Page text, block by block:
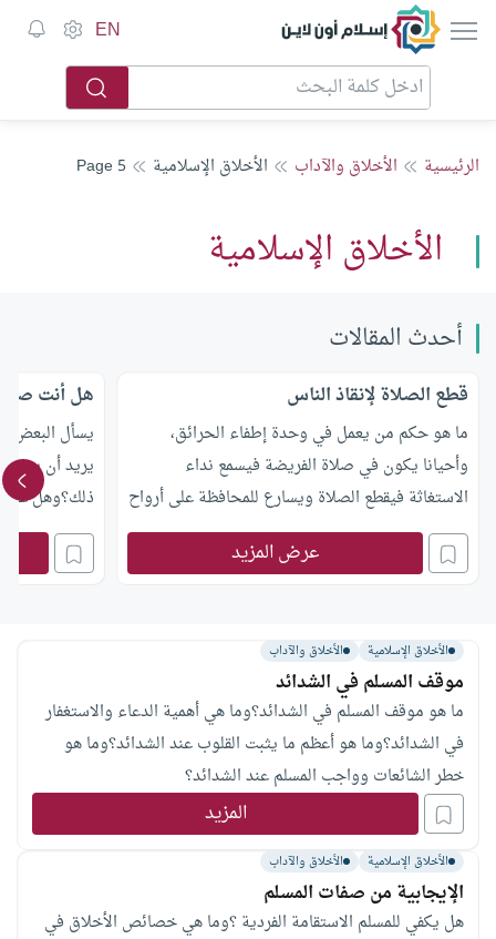
إسلام أون لاين EN
الرئيسية الأخلاق والآداب الأخلاق الإسلامية Page 5
الأخلاق الإسلامية
أحدث المقالات
قطع الصلاة لإنقاذ الناس
ما هو حكم من يعمل في وحدة إطفاء الحرائق،
وأحيانا يكون في صلاة الفريضة فيسمع نداء
الاستغاثة فيقطع الصلاة ويسارع للمحافظة على أرواح
الناس، فهل ما يفعله صحيح؟
عرض المزيد
هل أنت
يسأل البعض
يريد أن يجعل
ذلك؟وهل
الفضوليين؟
الأخلاق الإسلامية الأخلاق والآداب
موقف المسلم في الشدائد
ما هو موقف المسلم في الشدائد؟وما هي أهمية الدعاء والاستغفار
في الشدائد؟وما هو أعظم ما يثبت القلوب عند الشدائد؟وما هو
خطر الشائعات وواجب المسلم عند الشدائد؟
المزيد
الأخلاق الإسلامية الأخلاق والآداب
الإيجابية من صفات المسلم
هل يكفي للمسلم الاستقامة الفردية ؟وما هي خصائص الأخلاق في